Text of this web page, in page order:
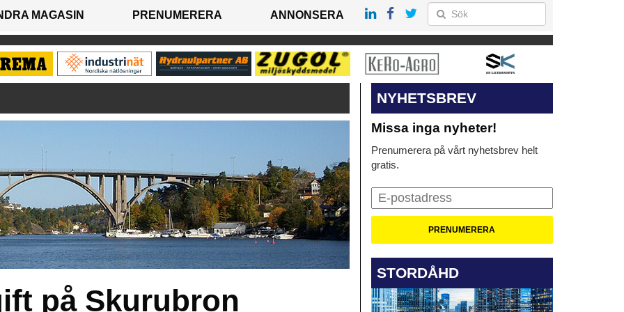
MAGASIN PRENUMERERA ANNONSERA
på Skurubron
NYHETSBREV
Missa inga nyheter!
Prenumerera på vårt nyhetsbrev helt
gratis.
STORDÅHD